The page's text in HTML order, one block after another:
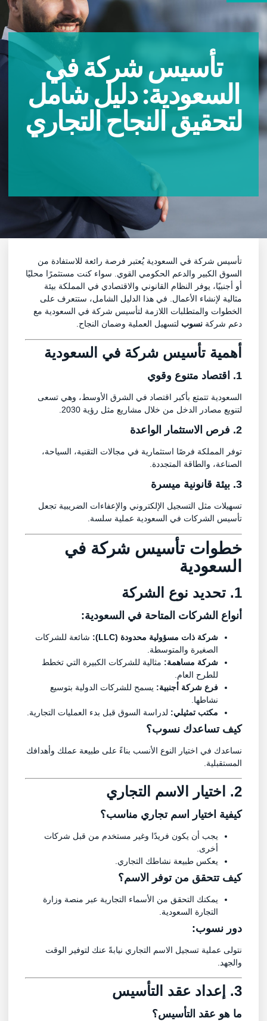
تأسيس شركة في
السعودية: دليل شامل
لتحقيق النجاح التجاري
تأسيس شركة في السعودية يُعتبر فرصة رائعة للاستفادة من
السوق الكبير والدعم الحكومي القوي. سواء كنت مستثمرًا محليًا
أو أجنبيًا، يوفر النظام القانوني والاقتصادي في المملكة بيئة
مثالية لإنشاء الأعمال. في هذا الدليل الشامل، ستتعرف على
الخطوات والمتطلبات اللازمة لتأسيس شركة في السعودية مع
دعم شركةنسوبلتسهيل العملية وضمان النجاح.
أهمية تأسيس شركة في السعودية
السعودية تتمتع بأكبر اقتصاد في الشرق الأوسط، وهي تسعى
لتنويع مصادر الدخل من خلال مشاريع مثل رؤية 2030.
توفر المملكة فرصًا استثمارية في مجالات التقنية، السياحة،
الصناعة، والطاقة المتجددة.
تسهيلات مثل التسجيل الإلكتروني والإعفاءات الضريبية تجعل
تأسيس الشركات في السعودية عملية سلسة.
خطوات تأسيس شركة في
السعودية
1. تحديد نوع الشركة
أنواع الشركات المتاحة في السعودية:
شركة ذات مسؤولية محدودة (LLC):
شائعة للشركات
الصغيرة والمتوسطة.
شركة مساهمة:مثالية للشركات الكبيرة التي تخطط
للطرح العام.
فرع شركة أجنبية:يسمح للشركات الدولية بتوسيع
نشاطها.
مكتب تمثيلي:لدراسة السوق قبل بدء العمليات التجارية.
كيف تساعدك نسوب؟
نساعدك في اختيار النوع الأنسب بناءً على طبيعة عملك وأهدافك
المستقبلية.
2. اختيار الاسم التجاري
كيفية اختيار اسم تجاري مناسب؟
يجب أن يكون فريدًا وغير مستخدم من قبل شركات
أخرى.
يعكس طبيعة نشاطك التجاري.
كيف تتحقق من توفر الاسم؟
يمكنك التحقق من الأسماء التجارية عبر منصة وزارة
التجارة السعودية.
دور نسوب:
نتولى عملية تسجيل الاسم التجاري نيابةً عنك لتوفير الوقت
والجهد.
3. إعداد عقد التأسيس
ما هو عقد التأسيس؟